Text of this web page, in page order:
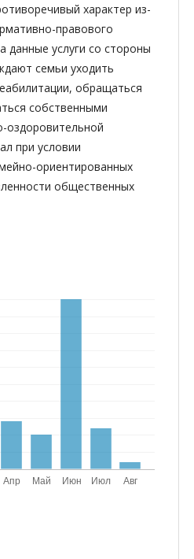
характер из-
правового
данные услуги со стороны
семьи уходить
обращаться
собственными
оздоровительной
при условии
ориентированных
общес­твенных